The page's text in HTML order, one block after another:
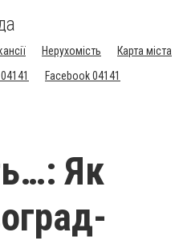
Нерухомість
Карта міста
Facebook 04141
Як